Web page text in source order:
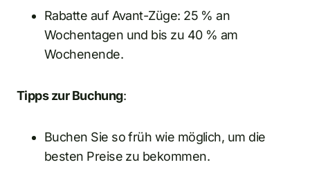
Rabatte auf Avant-Züge: 25 % an
Wochentagen und bis zu 40 % am
Wochenende.
Tipps zur Buchung:
Buchen Sie so früh wie möglich, um die
besten Preise zu bekommen.